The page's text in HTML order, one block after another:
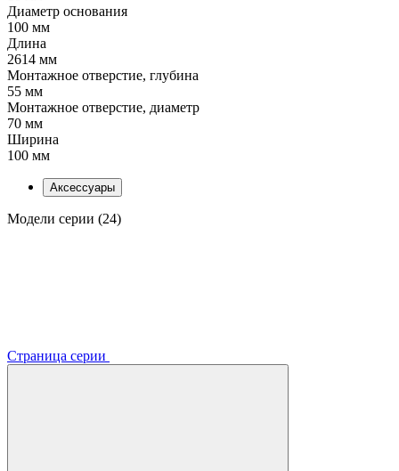
Диаметр основания
100 мм
Длина
2614 мм
Монтажное отверстие, глубина
55 мм
Монтажное отверстие, диаметр
70 мм
Ширина
100 мм
Аксессуары
Модели серии (24)
Страница серии